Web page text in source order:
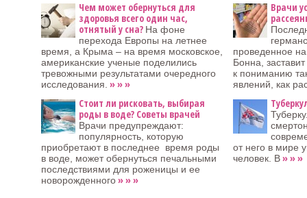
Чем может обернуться для
здоровья всего один час,
отнятый у сна? На фоне
перехода Европы на летнее
время, а Крыма – на время московское,
американские ученые поделились
тревожными результатами очередного
исследования. » » »
Врачи
проведенное
Бонна,
к пониманию
явлений, как
Стоит ли рисковать, выбирая
роды в воде? Советы врачей
Врачи предупреждают:
популярность, которую
приобретают в последнее время роды
в воде, может обернуться печальными
последствиями для роженицы и ее
новорожденного» » »
от него в мире
человек. В» » »